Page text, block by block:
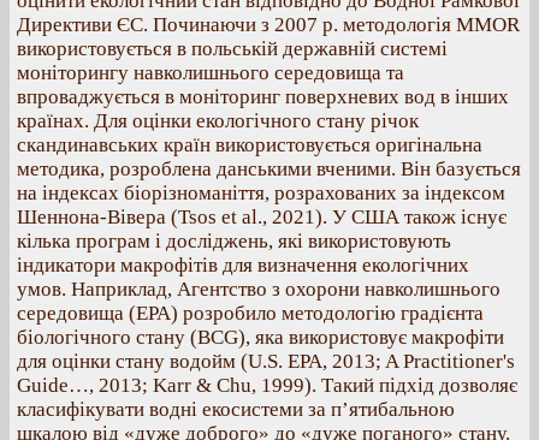
Директиви ЄС. Починаючи з 2007 р. методологія MMOR
використовується в польській державній системі
моніторингу навколишнього середовища та
впроваджується в моніторинг поверхневих вод в інших
країнах. Для оцінки екологічного стану річок
скандинавських країн використовується оригінальна
методика, розроблена данськими вченими. Він базується
на індексах біорізноманіття, розрахованих за індексом
Шеннона-Вівера (Tsos et al., 2021). У США також існує
кілька програм і досліджень, які використовують
індикатори макрофітів для визначення екологічних
умов. Наприклад, Агентство з охорони навколишнього
середовища (EPA) розробило методологію градієнта
біологічного стану (BCG), яка використовує макрофіти
для оцінки стану водойм (U.S. EPA, 2013; A Practitioner's
Guide…, 2013; Karr & Chu, 1999). Такий підхід дозволяє
класифікувати водні екосистеми за п’ятибальною
шкалою від «дуже доброго» до «дуже поганого» стану.